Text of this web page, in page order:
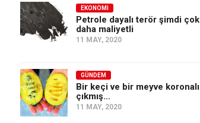
EKONOMI
Petrole dayalı terör şimdi çok
daha maliyetli
11 MAY, 2020
GÜNDEM
Bir keçi ve bir meyve koronalı
çıkmış…
11 MAY, 2020